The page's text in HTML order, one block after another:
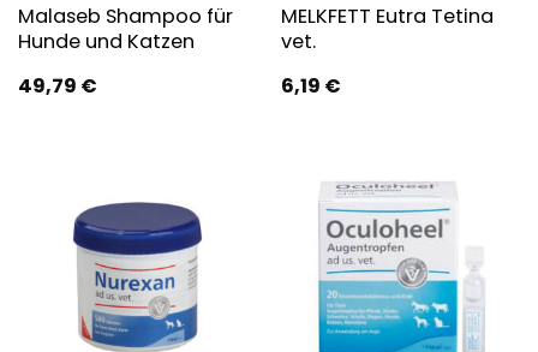
Malaseb Shampoo für
Hunde und Katzen
49,79 €
MELKFETT Eutra Tetina
vet.
6,19 €